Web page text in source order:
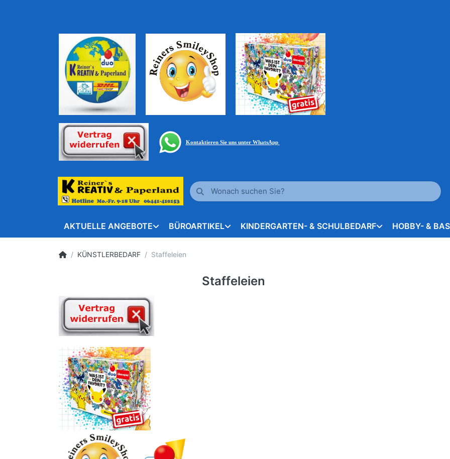
Kontaktieren Sie uns unter WhatsApp
AKTUELLE ANGEBOTE BÜROARTIKEL KINDERGARTEN- & SCHULBEDARF HOBBY- &
KÜNSTLERBEDARF Staffeleien
Staffeleien